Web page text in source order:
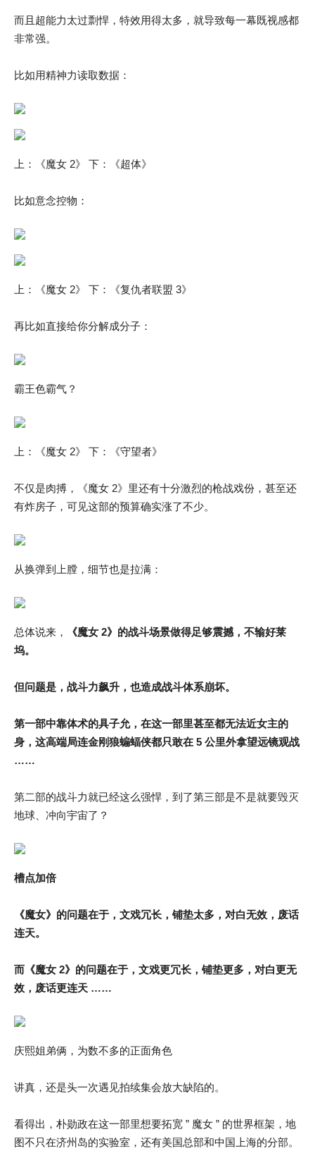
而且超能力太过剽悍，特效用得太多，就导致每一幕既视感都
非常强。
比如用精神力读取数据：
上：《魔女 2》 下：《超体》
比如意念控物：
上：《魔女 2》 下：《复仇者联盟 3》
再比如直接给你分解成分子：
霸王色霸气？
上：《魔女 2》 下：《守望者》
不仅是肉搏，《魔女 2》里还有十分激烈的枪战戏份，甚至还
有炸房子，可见这部的预算确实涨了不少。
从换弹到上膛，细节也是拉满：
总体说来，
《魔女 2》的战斗场景做得足够震撼，不输好莱
坞。
但问题是，战斗力飙升，也造成战斗体系崩坏。
第一部中靠体术的具子允，在这一部里甚至都无法近女主的
身，这高端局连金刚狼蝙蝠侠都只敢在 5 公里外拿望远镜观战
……
第二部的战斗力就已经这么强悍，到了第三部是不是就要毁灭
地球、冲向宇宙了？
槽点加倍
《魔女》的问题在于，文戏冗长，铺垫太多，对白无效，废话
连天。
而《魔女 2》的问题在于，文戏更冗长，铺垫更多，对白更无
效，废话更连天 ……
庆熙姐弟俩，为数不多的正面角色
讲真，还是头一次遇见拍续集会放大缺陷的。
看得出，朴勋政在这一部里想要拓宽 ” 魔女 ” 的世界框架，地
图不只在济州岛的实验室，还有美国总部和中国上海的分部。